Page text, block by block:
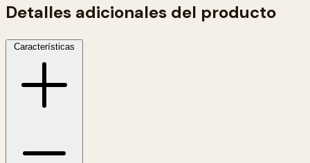
Detalles adicionales del producto
Características